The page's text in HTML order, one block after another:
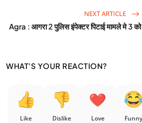
NEXT ARTICLE
Agra : आगरा 2 पुलिस इंपेक्टर पिटाई मामले मे 3
WHAT'S YOUR REACTION?
Like Dislike Love Funny